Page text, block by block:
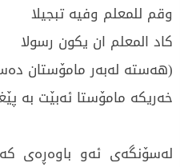
وقم للمعلم وفیە تبجیلا
كاد المعلم ان یكون رسولا
(هەستە لەبەر مامۆستان
خەریكە مامۆستا ئەبێت بە
لەسۆنگەی ئەو باوەڕەی